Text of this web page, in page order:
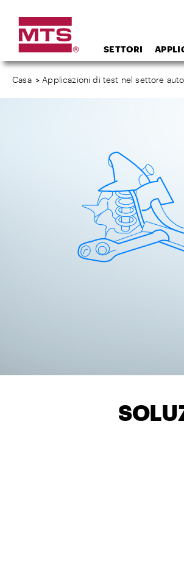
SETTORI
Casa > Applicazioni di test nel settore